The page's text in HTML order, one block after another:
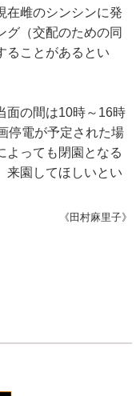
在雌のシンシンに発
グ（交配のための同
ることがあるとい
面の間は10時～16時
停電が予定された場
よっても閉園となる
来園してほしいとい
《田村麻里子》